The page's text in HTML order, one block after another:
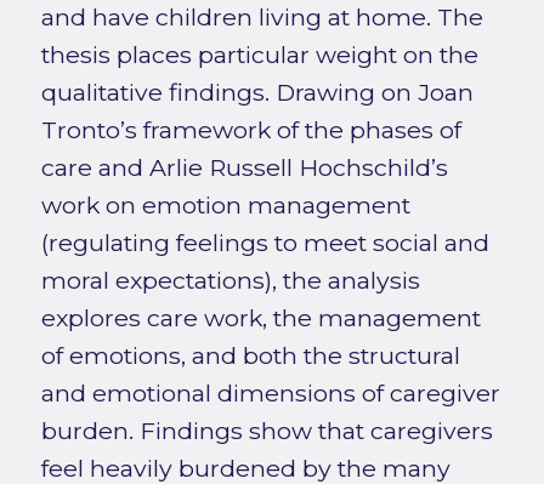
and have children living at home. The
thesis places particular weight on the
qualitative findings. Drawing on Joan
Tronto’s framework of the phases of
care and Arlie Russell Hochschild’s
work on emotion management
(regulating feelings to meet social and
moral expectations), the analysis
explores care work, the management
of emotions, and both the structural
and emotional dimensions of caregiver
burden. Findings show that caregivers
feel heavily burdened by the many